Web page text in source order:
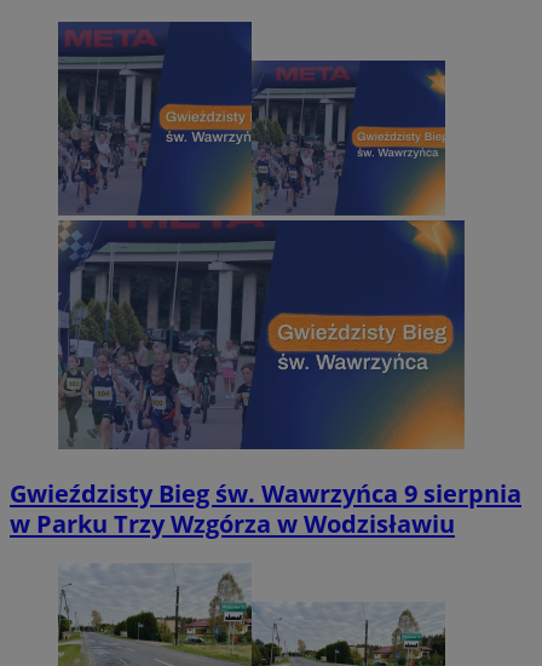
Gwieździsty Bieg św. Wawrzyńca 9 sierpnia
w Parku Trzy Wzgórza w Wodzisławiu